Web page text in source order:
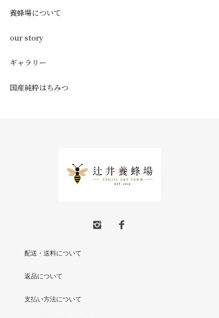
養蜂場について
our story
ギャラリー
国産純粋はちみつ
配送・送料について
返品について
支払い方法について